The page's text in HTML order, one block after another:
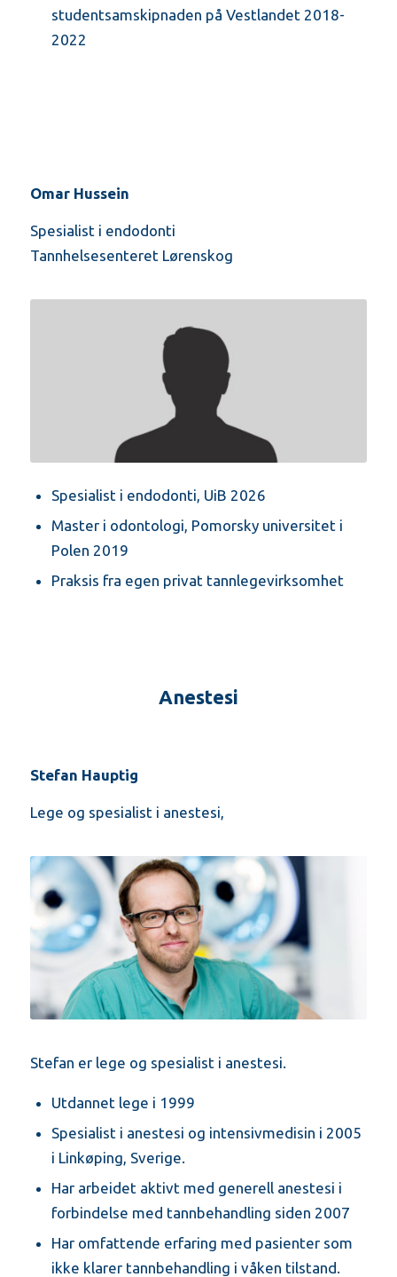
studentsamskipnaden på Vestlandet 2018-
2022
Omar Hussein
Spesialist i endodonti
Tannhelsesenteret Lørenskog
Spesialist i endodonti, UiB 2026
Master i odontologi, Pomorsky universitet i
Polen 2019
Praksis fra egen privat tannlegevirksomhet
Anestesi
Stefan Hauptig
Lege og spesialist i anestesi,
Stefan er lege og spesialist i anestesi.
Utdannet lege i 1999
Spesialist i anestesi og intensivmedisin i 2005
i Linkøping, Sverige.
Har arbeidet aktivt med generell anestesi i
forbindelse med tannbehandling siden 2007
Har omfattende erfaring med pasienter som
ikke klarer tannbehandling i våken tilstand.